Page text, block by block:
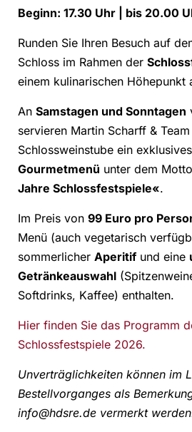
Beginn: 17.30 Uhr | bis 20.00
Runden Sie Ihren Besuch auf
Schloss im Rahmen der
einem kulinarischen Höhepunkt
An Samstagen und Sonntagen
servieren Martin Scharff &
Schlossweinstube ein exklusives
Gourmetmenü unter dem Motto
Jahre Schlossfestspiele«.
Im Preis von 99 Euro pro
Menü (auch vegetarisch
sommerlicher Aperitifund eine
Getränkeauswahl
Softdrinks, Kaffee) enthalten.
Hier finden Sie das Programm
Schlossfestspiele 2026.
Unverträglichkeiten können im
Bestellvorganges als
info@hdsre.de vermerkt